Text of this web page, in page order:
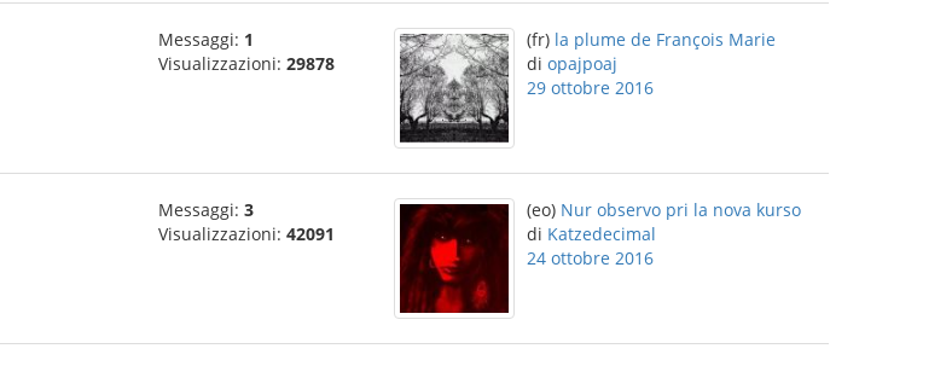
Messaggi: 1
Visualizzazioni: 29878
(fr) la plume de François Marie
di opajpoaj
29 ottobre 2016
Messaggi: 3
Visualizzazioni: 42091
(eo) Nur observo pri la nova kurso
di Katzedecimal
24 ottobre 2016